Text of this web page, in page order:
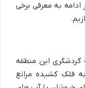
ادامه به معرفی برخی
این منطقه
فلک کشیده مراتع